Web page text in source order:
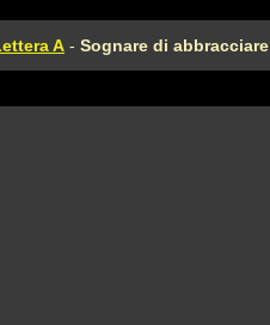
A - Sognare di abbracciare